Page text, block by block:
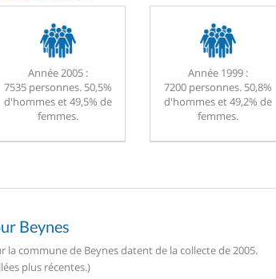
Année 2005 :
7535 personnes. 50,5%
d'hommes et 49,5% de
femmes.
Année 1999 :
7200 personnes. 50,8%
d'hommes et 49,2% de
femmes.
Beynes
la commune de Beynes datent de la collecte de 2005.
plus récentes.)